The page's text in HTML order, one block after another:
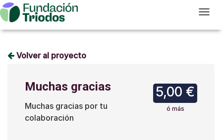
T
Volver al proyecto
5,00 €
ó más
Muchas gracias
Muchas gracias por tu
colaboración